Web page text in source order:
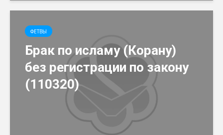
ФЕТВЫ
Брак по исламу (Корану)
без регистрации по закону
(110320)